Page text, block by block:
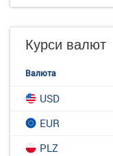
Курси валют
Валюта
USD
EUR
PLZ